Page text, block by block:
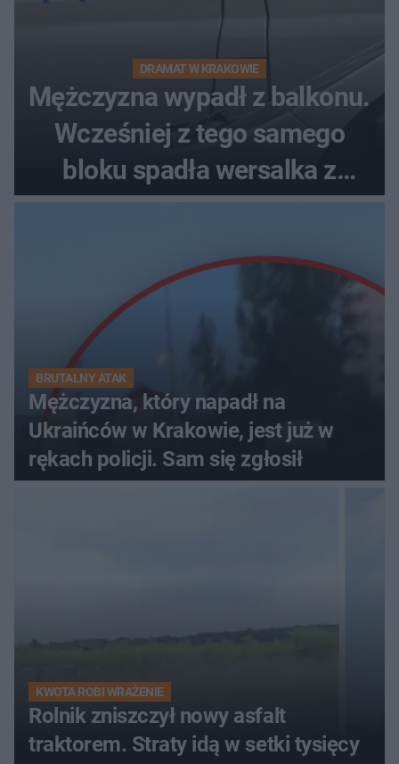
DRAMAT W KRAKOWIE
Mężczyzna wypadł z balkonu.
Wcześniej z tego samego
bloku spadła wersalka z
pościelą
BRUTALNY ATAK
Mężczyzna, który napadł na
Ukraińców w Krakowie, jest już w
rękach policji. Sam się zgłosił
KWOTA ROBI WRAŻENIE
Rolnik zniszczył nowy asfalt
traktorem. Straty idą w setki tysięcy